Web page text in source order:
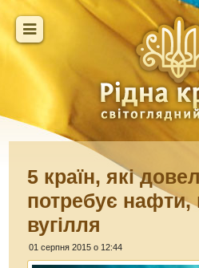
5 країн, які
потребує нафти,
вугілля
01 серпня 2015 о 12:44